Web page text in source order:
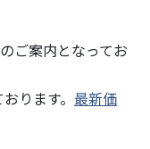
ご案内となってお
ります。 最新価